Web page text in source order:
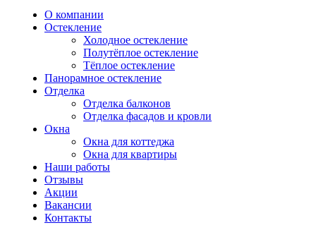
О компании
Остекление
Холодное остекление
Полутёплое остекление
Тёплое остекление
Панорамное остекление
Отделка
Отделка балконов
Отделка фасадов и кровли
Окна
Окна для коттеджа
Окна для квартиры
Наши работы
Отзывы
Акции
Вакансии
Контакты